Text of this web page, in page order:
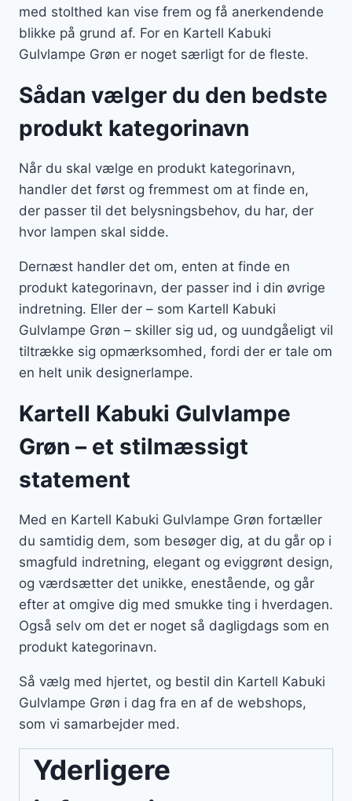
med stolthed kan vise frem og få anerkendende
blikke på grund af. For en Kartell Kabuki
Gulvlampe Grøn er noget særligt for de fleste.
Sådan vælger du den bedste
produkt kategorinavn
Når du skal vælge en produkt kategorinavn,
handler det først og fremmest om at finde en,
der passer til det belysningsbehov, du har, der
hvor lampen skal sidde.
Dernæst handler det om, enten at finde en
produkt kategorinavn, der passer ind i din øvrige
indretning. Eller der – som Kartell Kabuki
Gulvlampe Grøn – skiller sig ud, og uundgåeligt vil
tiltrække sig opmærksomhed, fordi der er tale om
en helt unik designerlampe.
Kartell Kabuki Gulvlampe
Grøn – et stilmæssigt
statement
Med en Kartell Kabuki Gulvlampe Grøn fortæller
du samtidig dem, som besøger dig, at du går op i
smagfuld indretning, elegant og eviggrønt design,
og værdsætter det unikke, enestående, og går
efter at omgive dig med smukke ting i hverdagen.
Også selv om det er noget så dagligdags som en
produkt kategorinavn.
Så vælg med hjertet, og bestil din Kartell Kabuki
Gulvlampe Grøn i dag fra en af de webshops,
som vi samarbejder med.
Yderligere